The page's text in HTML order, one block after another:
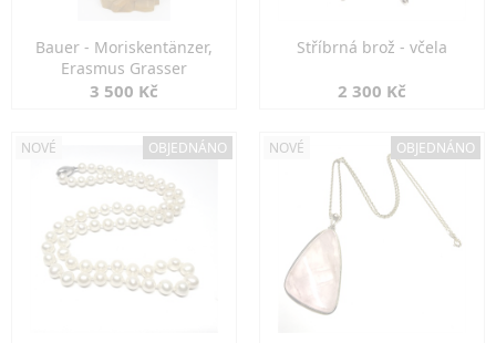
Bauer - Moriskentänzer,
Erasmus Grasser
3 500 Kč
Stříbrná brož - včela
2 300 Kč
NOVÉ OBJEDNÁNO NOVÉ OBJEDNÁNO